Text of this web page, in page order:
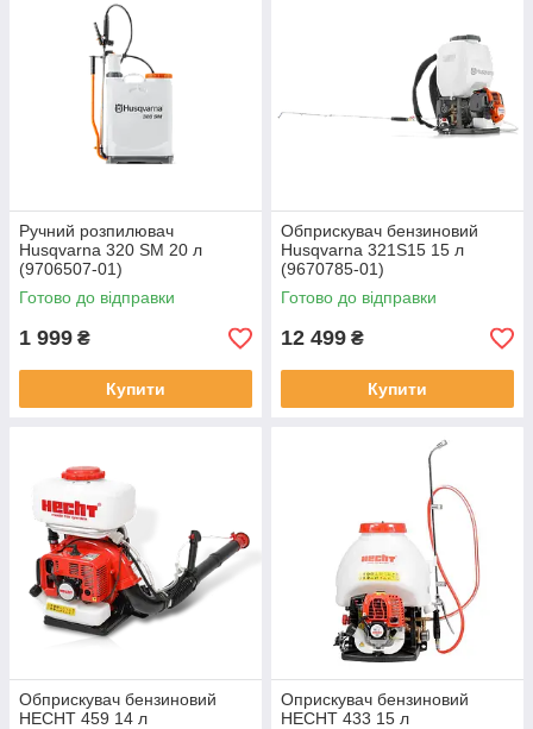
Ручний розпилювач
Husqvarna 320 SM 20 л
(9706507-01)
Готово до відправки
1 999 ₴
Купити
Обприскувач бензиновий
Husqvarna 321S15 15 л
(9670785-01)
Готово до відправки
12 499 ₴
Купити
Обприскувач бензиновий
HECHT 459 14 л
Оприскувач бензиновий
HECHT 433 15 л